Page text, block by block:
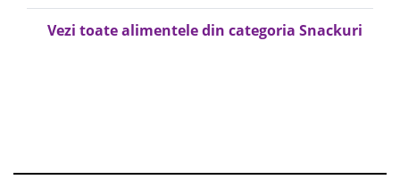
Vezi toate alimentele din categoria Snackuri